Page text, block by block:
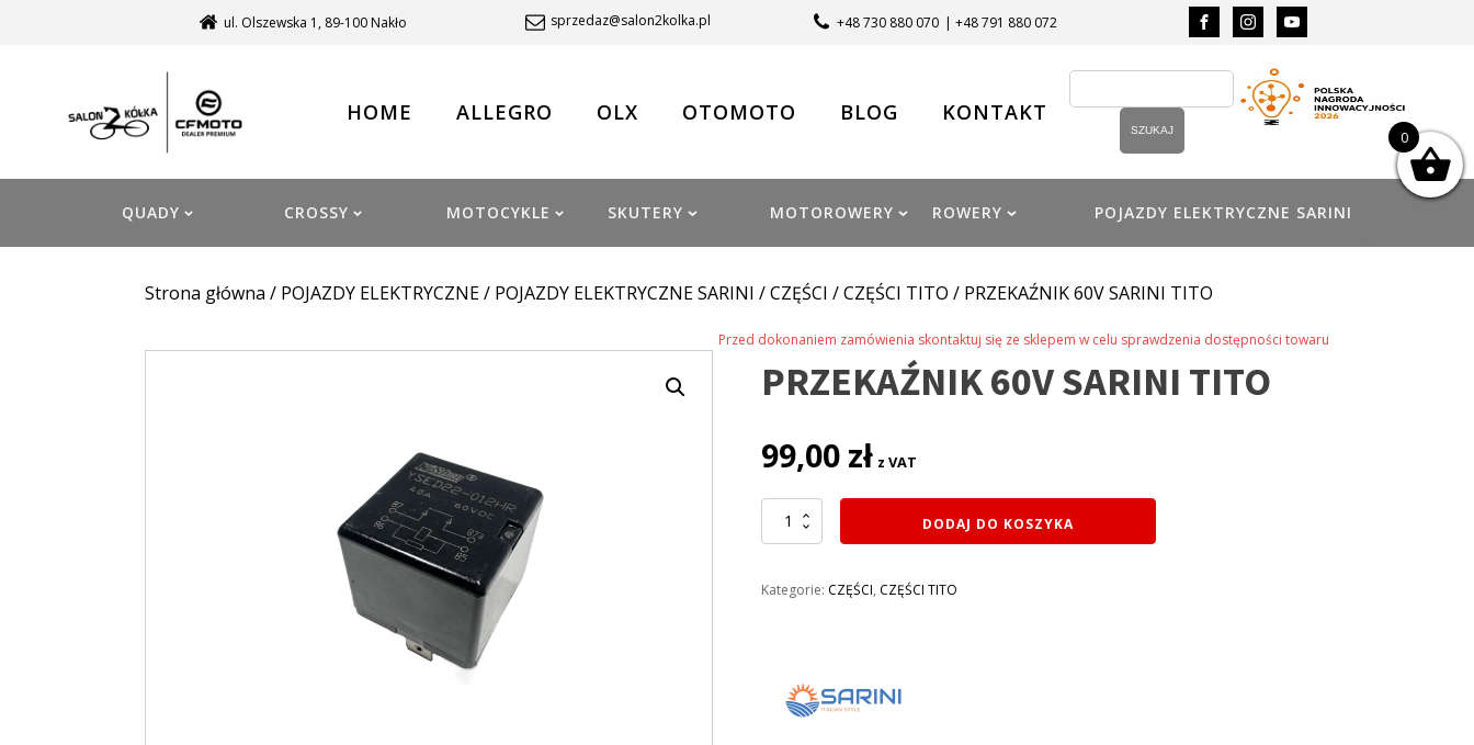
ul. Olszewska 1, 89-100 Nakło sprzedaz@salon2kolka.pl +48 730 880 070 | +48 791 880 072
HOME ALLEGRO OLX OTOMOTO BLOG KONTAKT
QUADY CROSSY MOTOCYKLE SKUTERY MOTOROWERY ROWERY POJAZDY ELEKTRYCZNE SARINI
Strona główna / POJAZDY ELEKTRYCZNE/ POJAZDY ELEKTRYCZNE SARINI /CZĘŚCI /CZĘŚCI TITO / PRZEKAŹNIK 60V SARINI TITO
Przed dokonaniem zamówienia skontaktuj się ze sklepem w celu sprawdzenia dostępności towaru
PRZEKAŹNIK 60V SARINI TITO
99,00 zł z VAT
ilość
PRZEKAŹNIK
TITO
DODAJ DO KOSZYKA
Kategorie: CZĘŚCI, CZĘŚCI TITO
0